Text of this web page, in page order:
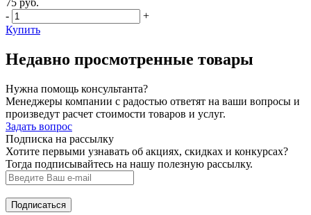
-
+
Купить
Недавно просмотренные товары
Нужна помощь консультанта?
Менеджеры компании с радостью ответят на ваши вопросы и
произведут расчет стоимости товаров и услуг.
Задать вопрос
Подписка на рассылку
Хотите первыми узнавать об акциях, скидках и конкурсах?
Тогда подписывайтесь на нашу полезную рассылку.